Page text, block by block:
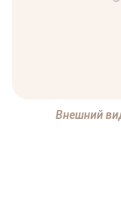
Внешний